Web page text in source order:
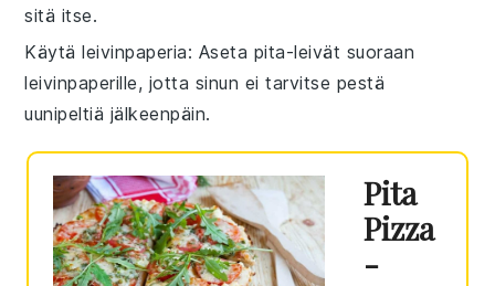
sitä itse.
Käytä leivinpaperia: Aseta pita-leivät suoraan
leivinpaperille, jotta sinun ei tarvitse pestä
uunipeltiä jälkeenpäin.
Pita
Pizza
-